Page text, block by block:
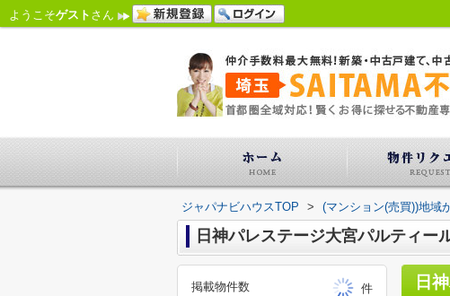
ようこそゲスト さん
ジャパナビハウスTOP > (マンション(売買))地域
日神パレステージ大宮パルティー
日
掲載物件数
件